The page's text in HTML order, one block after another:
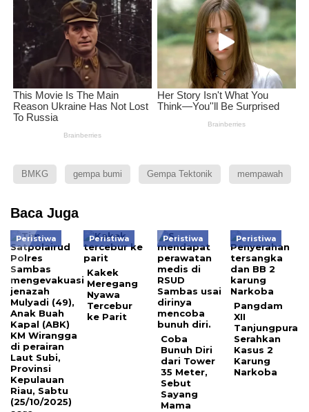
BMKG gempa bumi Gempa Tektonik mempawah
Baca Juga
Peristiwa Peristiwa
Kakek
Meregang
Nyawa
Tercebur
ke Parit
Peristiwa
Coba
Bunuh Diri
dari Tower
35 Meter,
Sebut
Sayang
Mama
Peristiwa
Pangdam
XII
Tanjungpura
Serahkan
Kasus 2
Karung
Narkoba